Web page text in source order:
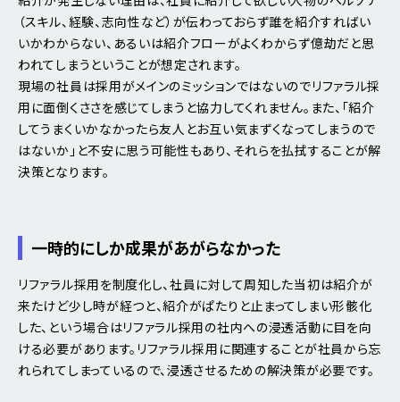
（スキル、経験、志向性など）が伝わっておらず誰を紹介すればい
いかわからない、あるいは紹介フローがよくわからず億劫だと思
われてしまうということが想定されます。
現場の社員は採用がメインのミッションではないのでリファラル採
用に面倒くささを感じてしまうと協力してくれません。また、「紹介
してうまくいかなかったら友人とお互い気まずくなってしまうので
はないか」と不安に思う可能性もあり、それらを払拭することが解
決策となります。
一時的にしか成果があがらなかった
リファラル採用を制度化し、社員に対して周知した当初は紹介が
来たけど少し時が経つと、紹介がぱたりと止まってしまい形骸化
した、という場合はリファラル採用の社内への浸透活動に目を向
ける必要があります。リファラル採用に関連することが社員から忘
れられてしまっているので、浸透させるための解決策が必要です。